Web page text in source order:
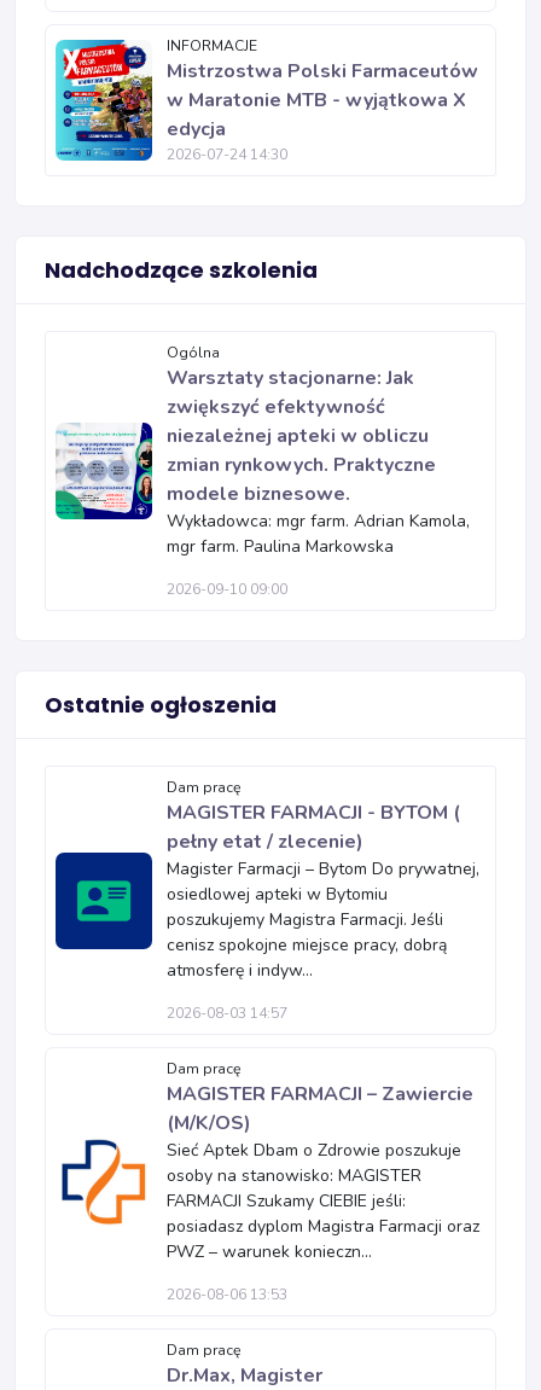
INFORMACJE
Mistrzostwa Polski Farmaceutów
w Maratonie MTB - wyjątkowa X
edycja
2026-07-24 14:30
Nadchodzące szkolenia
Ogólna
Warsztaty stacjonarne: Jak
zwiększyć efektywność
niezależnej apteki w obliczu
zmian rynkowych. Praktyczne
modele biznesowe.
Wykładowca: mgr farm. Adrian Kamola,
mgr farm. Paulina Markowska
2026-09-10 09:00
Ostatnie ogłoszenia
Dam pracę
MAGISTER FARMACJI - BYTOM (
pełny etat / zlecenie)
Magister Farmacji – Bytom Do prywatnej,
osiedlowej apteki w Bytomiu
poszukujemy Magistra Farmacji. Jeśli
cenisz spokojne miejsce pracy, dobrą
atmosferę i indyw...
2026-08-03 14:57
Dam pracę
MAGISTER FARMACJI – Zawiercie
(M/K/OS)
Sieć Aptek Dbam o Zdrowie poszukuje
osoby na stanowisko: MAGISTER
FARMACJI Szukamy CIEBIE jeśli:
posiadasz dyplom Magistra Farmacji oraz
PWZ – warunek konieczn...
2026-08-06 13:53
Dam pracę
Dr.Max, Magister